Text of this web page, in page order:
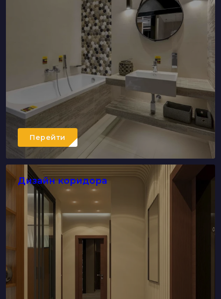
Перейти
Дизайн коридора